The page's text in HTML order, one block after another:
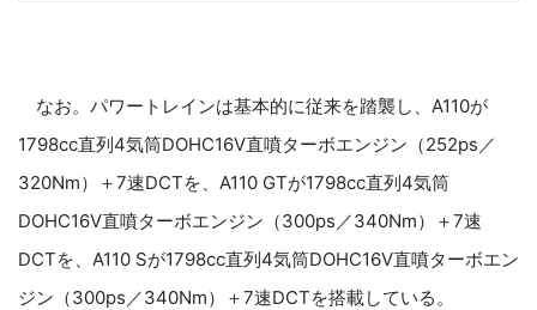
なお。パワートレインは基本的に従来を踏襲し、A110が
1798cc直列4気筒DOHC16V直噴ターボエンジン（252ps／
320Nm）＋7速DCTを、A110 GTが1798cc直列4気筒
DOHC16V直噴ターボエンジン（300ps／340Nm）＋7速
DCTを、A110 Sが1798cc直列4気筒DOHC16V直噴ターボエン
ジン（300ps／340Nm）＋7速DCTを搭載している。